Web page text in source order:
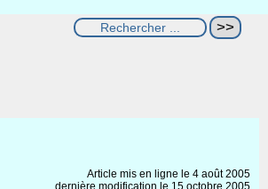
Article mis en ligne le 4 août 2005
dernière modification le 15 octobre 2005